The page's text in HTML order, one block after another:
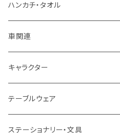
ハンカチ・タオル
車関連
キャラクター
テーブルウェア
マグカップ
ステーショナリー・文具